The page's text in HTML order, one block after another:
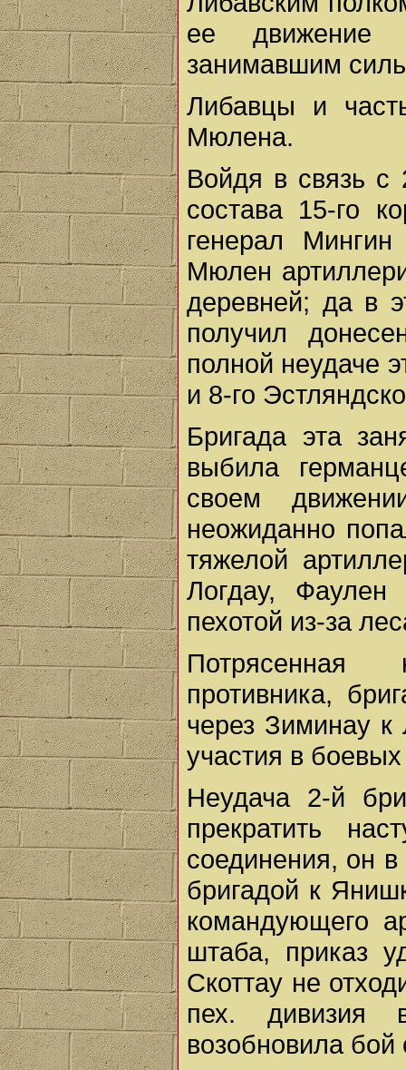
ее движение
занимавшим
Либавцы и
Мюлена.
Войдя в связь с
состава 15-го
генерал Мингин
Мюлен
деревней; да в
получил
полной неудаче
и 8-го
Бригада эта
выбила
своем
неожиданно
тяжелой
Логдау, Фаулен
пехотой из-за
противника,
через Зиминау к
участия в
Неудача 2-й
прекратить
соединения, он
бригадой к
командующего
штаба, приказ
Скоттау не
пех. дивизия
возобновила бой